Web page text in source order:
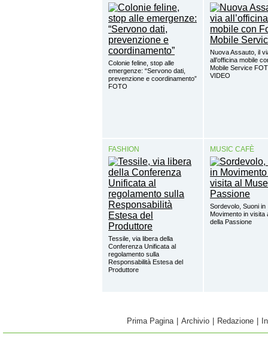
Colonie feline, stop alle
emergenze: “Servono dati,
prevenzione e coordinamento”
FOTO
Nuova Assauto, il
all’officina mobile
Mobile Service
VIDEO
FASHION
Tessile, via libera della
Conferenza Unificata al
regolamento sulla
Responsabilità Estesa del
Produttore
MUSIC CAFÈ
Sordevolo, Suoni in
Movimento in visita
della Passione
Prima Pagina | Archivio | Redazione |